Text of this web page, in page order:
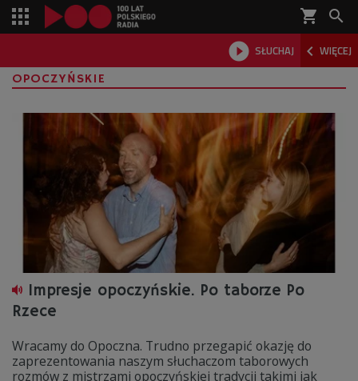
shopping_cart 
 SŁUCHAJ  WIĘCEJ

OPOCZYŃSKIE
Impresje opoczyńskie. Po taborze Po
Rzece
Wracamy do Opoczna. Trudno przegapić okazję do
zaprezentowania naszym słuchaczom taborowych
rozmów z mistrzami opoczyńskiej tradycji takimi jak